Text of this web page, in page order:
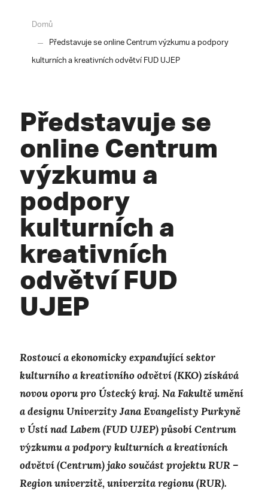
Domů
Představuje se online Centrum výzkumu a podpory
kulturních a kreativních odvětví FUD UJEP
Představuje se
online Centrum
výzkumu a
podpory
kulturních a
kreativních
odvětví FUD
UJEP
Rostoucí a ekonomicky expandující sektor
kulturního a kreativního odvětví (KKO) získává
novou oporu pro Ústecký kraj. Na Fakultě umění
a designu Univerzity Jana Evangelisty Purkyně
v Ústí nad Labem(FUDUJEP) působí Centrum
výzkumu a podpory kulturních a kreativních
odvětví (Centrum) jako součást projektu RUR –
Region univerzitě, univerzita regionu (RUR).